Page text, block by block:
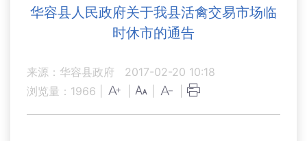
华容县人民政府关于我县活禽交易市场临
时休市的通告
来源：华容县政府
2017-02-20 10:18
浏览量： 1966